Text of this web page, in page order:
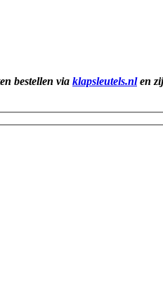
bestellen via klapsleutels.nlen